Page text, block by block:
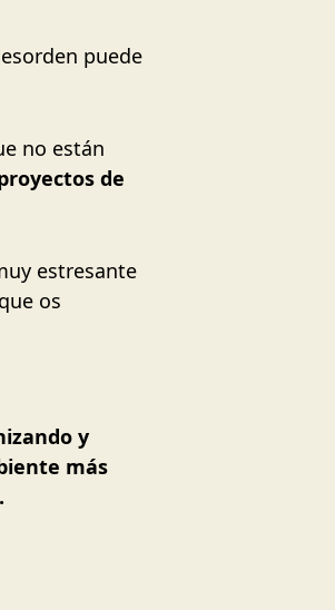
puede
no están
de
estresante
os
y
más